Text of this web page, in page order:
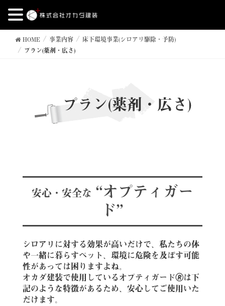
HOME 事業内容
床下環境事業(シロアリ駆除・予防)
プラン(薬剤・広さ)
プラン(薬剤・広さ)
安心・安全な “オプティガー
ド”
シロアリに対する効果が高いだけで、私たちの体
や一緒に暮らすペット、環境に危険を及ぼす可能
性があっては困りますよね。
オカダ建装で使用しているオプティガード🄬は下
記のような特徴があるため、安心してご使用いた
だけます。